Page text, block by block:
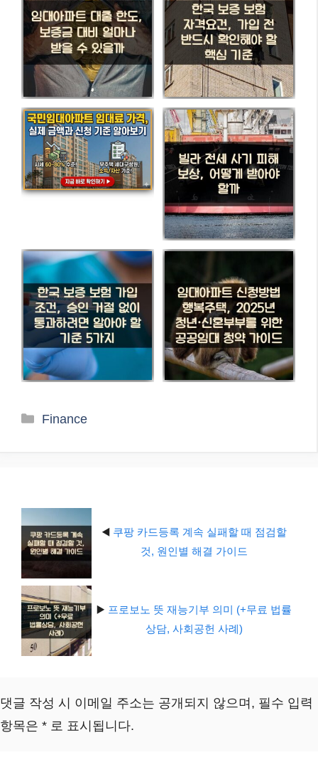
카
Finance
◀️ 쿠팡 카드등록 계속 실패할 때 점검할
것, 원인별 해결 가이드
▶️ 프로보노 뜻 재능기부 의미 (+무료 법률
상담, 사회공헌 사례)
댓글 작성 시 이메일 주소는 공개되지 않으며, 필수 입력
항목은 * 로 표시됩니다.